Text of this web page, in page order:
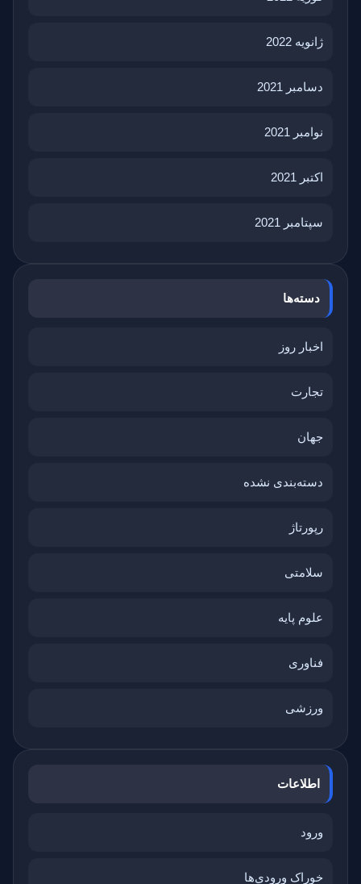
ژانویه 2022
دسامبر 2021
نوامبر 2021
اکتبر 2021
سپتامبر 2021
دسته‌ها
اخبار روز
تجارت
جهان
دسته‌بندی نشده
رپورتاژ
سلامتی
علوم پایه
فناوری
ورزشی
اطلاعات
ورود
خوراک ورودی‌ها